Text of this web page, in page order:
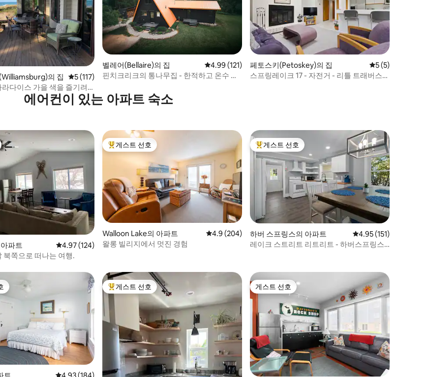
32개
의 집 평점 5점(5점 만점), 후기 117개
5 (117)
다이스 가을 색을 즐기려
벨레어(Bellaire)의 집 평점 4.99점(5점 만점), 후기 121개
4.99 (121)
핀치크리크의 통나무집 - 한적하고 온수 욕
페토스키(Petoskey)의 집 평점 5점(5점 만점
5 (5)
스프링레이크 17 - 자전거 - 리틀 트래버스
에어컨이 있는 아파트 숙소
개
파트 평점 4.97점(5점 만점), 후기 124개
4.97 (124)
레드 파인 렌탈 북쪽으로 떠나는 여행.
상위 게스트 선호
게스트 선호
Walloon Lake의 아파트 평점 4.9점(5점 만점), 후기 204개
4.9 (204)
왈롱 빌리지에서 멋진 경험
상위 게스트 선호
게스트 선호
하버 스프링스의 아파트 평점 4.95점(5점 만점),
4.95 (151)
레이크 스트리트 리트리트 - 하버스프링스
호 상위 게스트 선호
게스트 선호 게스트 선호
게스트 선호